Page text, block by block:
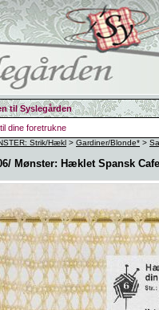
til Syslegården
dine foretrukne
Strik/Hækl > Gardiner/Blonde* >
Mønster: Hæklet Spansk